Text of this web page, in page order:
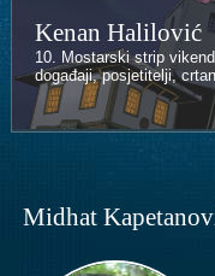
Kenan Halilović
10. Mostarski strip
događaji, posjetitelji,
Midhat